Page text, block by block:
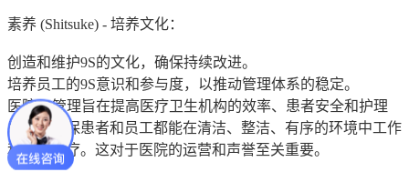
素养 (Shitsuke) - 培养文化：
创造和维护9S的文化，确保持续改进。
培养员工的9S意识和参与度，以推动管理体系的稳定。
医院9S管理旨在提高医疗卫生机构的效率、患者安全和护理
质量，确保患者和员工都能在清洁、整洁、有序的环境中工作
和接受治疗。这对于医院的运营和声誉至关重要。